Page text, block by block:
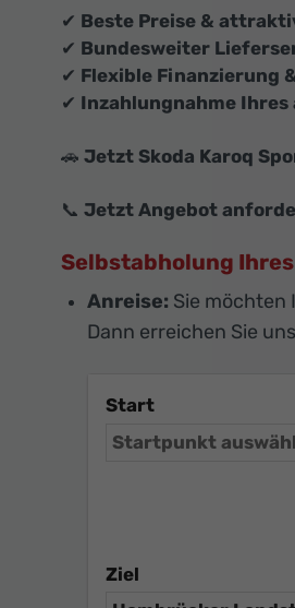
✔ Beste Preise &
✔ Bundesweiter
✔ Flexible Finanzierung
✔ Inzahlungnahme
🚗 Jetzt Skoda Karoq
📞 Jetzt Angebot
Selbstabholung
Anreise: Sie möchten
Dann erreichen Sie
Start
Ziel